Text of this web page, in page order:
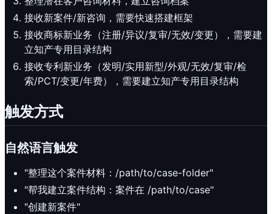
接收新案件/新咨询，需要快速搭建框架
接收商标新业务（注册/异议/复审/无效/变更），需要建
立知产专用目录结构
接收专利新业务（发明/实用新型/外观/无效/复审/检
索/PCT/变更/年费），需要建立知产专用目录结构
触发方式
自然语言触发
"整理这个案件材料：/path/to/case-folder"
"帮我建立案件结构：案件在 /path/to/case"
"创建新案件"